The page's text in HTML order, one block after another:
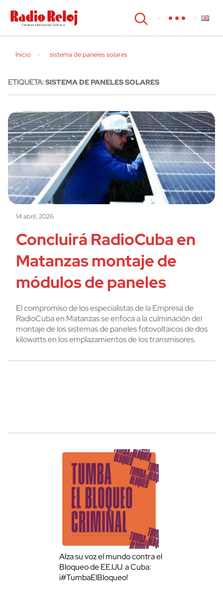
cerrar
Inicio sistema de paneles solares
ETIQUETA:SISTEMA DE PANELES SOLARES
14 abril, 2026
Concluirá RadioCuba en
Matanzas montaje de
módulos de paneles
El compromiso de los especialistas de la Empresa de
RadioCuba en Matanzas se enfoca a la culminación del
montaje de los sistemas de paneles fotovoltaicos de dos
kilowatts en los emplazamientos de los transmisores.
Alza su voz el mundo contra el
Bloqueo de EE.UU. a Cuba:
¡#TumbaElBloqueo!